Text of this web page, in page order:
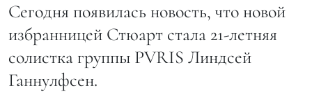
Сегодня появилась новость, что новой
избранницей Стюарт стала 21-летняя
солистка группы PVRIS Линдсей
Ганнулфсен.